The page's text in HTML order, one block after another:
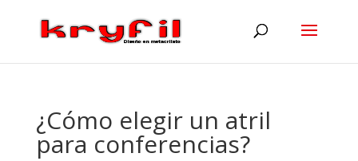
¿Cómo elegir un atril
para conferencias?